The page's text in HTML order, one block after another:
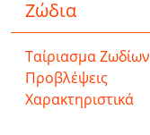
Ζώδια
Ταίριασμα Ζωδίων
Προβλέψεις
Χαρακτηριστικά